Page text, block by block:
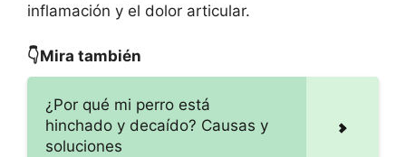
inflamación y el dolor articular.
👇Mira también
¿Por qué mi perro está
hinchado y decaído? Causas y
soluciones